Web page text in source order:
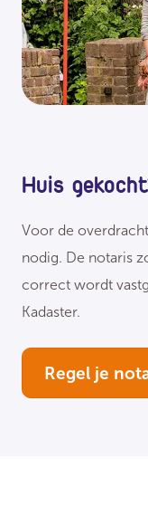
Huis
Voor de
nodig. De notaris
correct wordt
Kadaster.
Regel je